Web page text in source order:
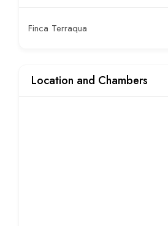
Finca Terraqua
Location and Chambers